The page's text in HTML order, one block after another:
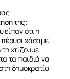
της;
είπαν ότι η
πέρυσι χάσαμε
χτίζουμε
τα παιδιά να
δημοκρατία